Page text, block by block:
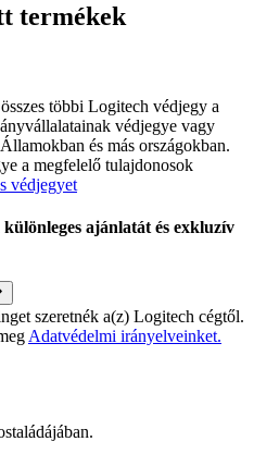
termékek
többi Logitech védjegy a
védjegye vagy
és más országokban.
a megfelelő tulajdonosok
védjegyet
ajánlatát és exkluzív
szeretnék a(z) Logitech cégtől.
Adatvédelmi irányelveinket.